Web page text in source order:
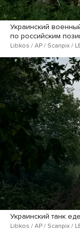
Украинский
по российским
Libkos / AP / Scanpix /
Украинский танк
Libkos / AP / Scanpix /